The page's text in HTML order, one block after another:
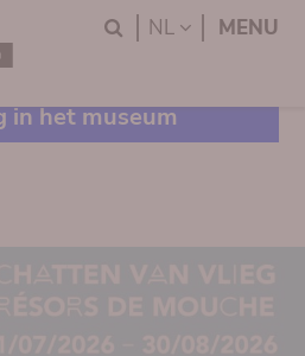
Search
NL LANGUAGE
MENU
in het museum